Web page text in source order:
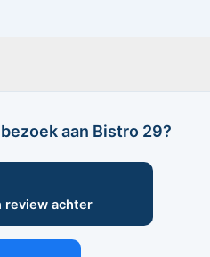
aan Bistro 29?
review achter